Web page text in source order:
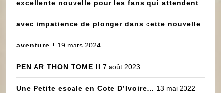
excellente nouvelle pour les fans qui attendent
avec impatience de plonger dans cette nouvelle
aventure ! 19 mars 2024
PEN AR THON TOME II 7 août 2023
Une Petite escale en Cote D’Ivoire… 13 mai 2022